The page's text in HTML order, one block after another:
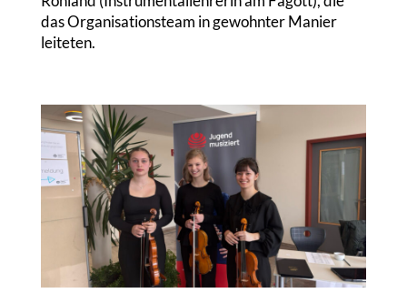
das Organisationsteam in gewohnter Manier
leiteten.